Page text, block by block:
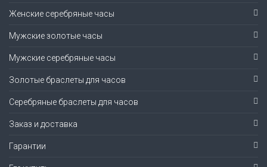
Женские серебряные часы
Мужские золотые часы
Мужские серебряные часы
Золотые браслеты для часов
Серебряные браслеты для часов
Заказ и доставка
Гарантии